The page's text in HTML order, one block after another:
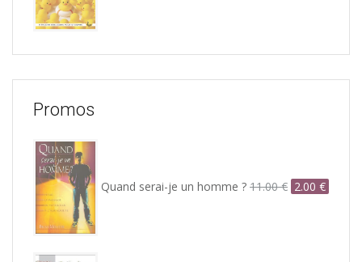
Promos
Quand serai-je un homme ? 11.00€ initial
était :
2.00 €actuel
est :